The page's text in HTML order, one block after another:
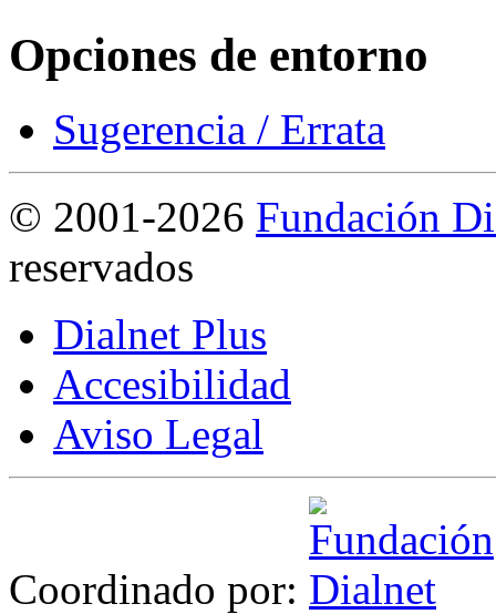
Opciones de entorno
Sugerencia / Errata
© 2001-2026 Fundación
reservados
Dialnet Plus
Accesibilidad
Aviso Legal
Coordinado por: